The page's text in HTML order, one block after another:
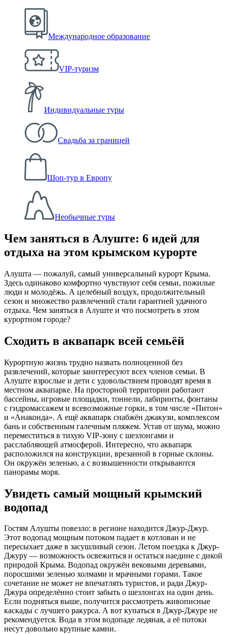
Международное образование
VIP-туризм
Индивидуальные туры
Свадьба за границей
Шоп-тур в Европу
Необычные туры
Чем заняться в Алуште: 6 идей для
отдыха на этом крымском курорте
Алушта — пожалуй, самый универсальный курорт Крыма.
Здесь одинаково комфортно чувствуют себя семьи, пожилые
люди и молодёжь. А целебный воздух, продолжительный
сезон и множество развлечений стали гарантией удачного
отдыха. Чем заняться в Алуште и что посмотреть в этом
курортном городе?
Сходить в аквапарк всей семьёй
Курортную жизнь трудно назвать полноценной без
развлечений, которые заинтересуют всех членов семьи. В
Алуште взрослые и дети с удовольствием проводят время в
местном аквапарке. На просторной территории работают
бассейны, игровые площадки, тоннели, лабиринты, фонтаны
с гидромассажем и всевозможные горки, в том числе «Питон»
и «Анаконда». А ещё аквапарк снабжён джакузи, комплексом
бань и собственным галечным пляжем. Устав от шума, можно
переместиться в тихую VIP-зону с шезлонгами и
расслабляющей атмосферой. Интересно, что аквапарк
расположился на конструкции, врезанной в горные склоны.
Он окружён зеленью, а с возвышенности открываются
панорамы моря.
Увидеть самый мощный крымский
водопад
Гостям Алушты повезло: в регионе находится Джур-Джур.
Этот водопад мощным потоком падает в котлован и не
пересыхает даже в засушливый сезон. Летом поездка к Джур-
Джуру — возможность освежиться и остаться наедине с дикой
природой Крыма. Водопад окружён вековыми деревьями,
поросшими зеленью холмами и мрачными горами. Такое
сочетание не может не впечатлять туристов, и ради Джур-
Джура определённо стоит забыть о шезлонгах на один день.
Если подняться выше, получится рассмотреть живописные
каскады с лучшего ракурса. А вот купаться в Джур-Джуре не
рекомендуется. Вода в этом водопаде ледяная, а её потоки
несут довольно крупные камни.